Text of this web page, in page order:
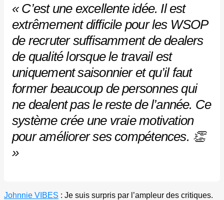
« C’est une excellente idée. Il est
extrêmement difficile pour les WSOP
de recruter suffisamment de dealers
de qualité lorsque le travail est
uniquement saisonnier et qu’il faut
former beaucoup de personnes qui
ne dealent pas le reste de l’année. Ce
système crée une vraie motivation
pour améliorer ses compétences. 👏
»
Johnnie VIBES : Je suis surpris par l’ampleur des critiques.